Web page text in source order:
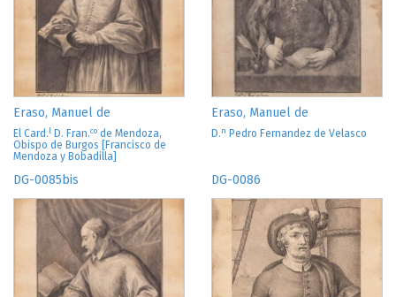
Eraso, Manuel de
El Card. D. Fran.co de Mendoza,
Obispo de Burgos [Francisco de
Mendoza y Bobadilla]
Eraso, Manuel de
D. n Pedro Fernandez de Velasco
DG-0085bis DG-0086